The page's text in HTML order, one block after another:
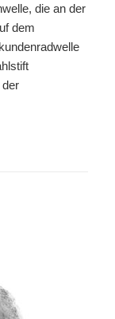
die an der
dem